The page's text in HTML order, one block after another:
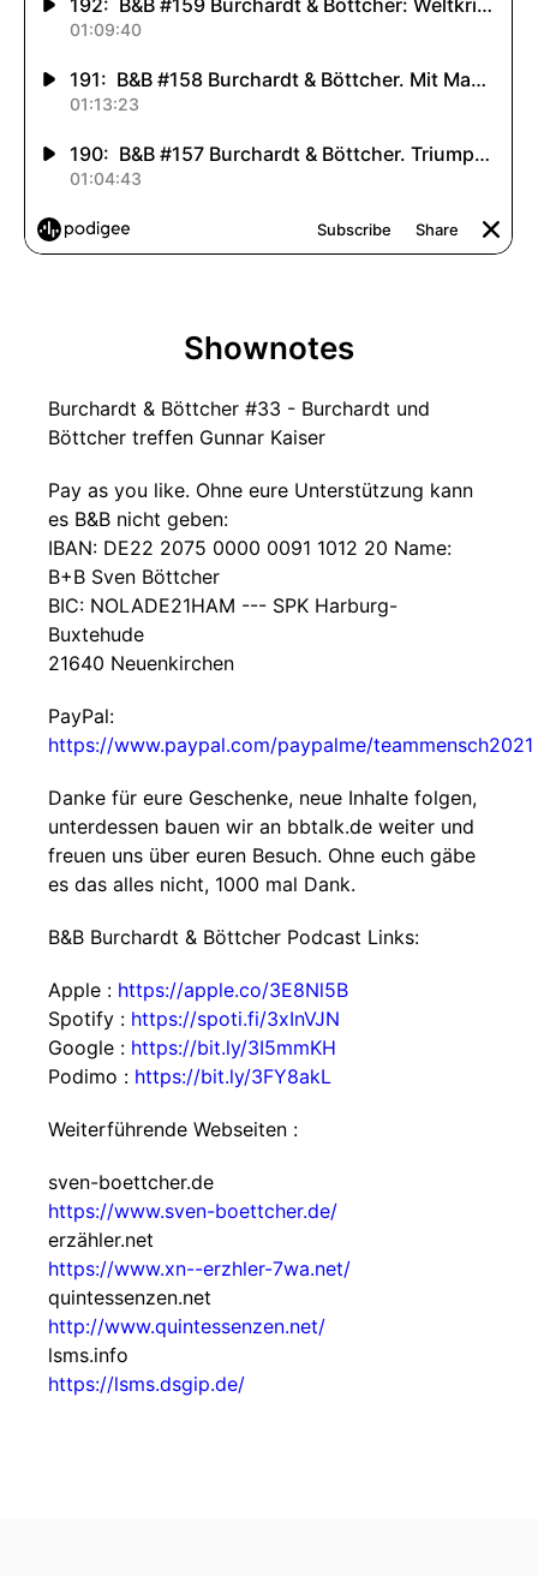
Shownotes
Burchardt & Böttcher #33 - Burchardt und
Böttcher treffen Gunnar Kaiser
Pay as you like. Ohne eure Unterstützung kann
es B&B nicht geben:
IBAN: DE22 2075 0000 0091 1012 20 Name:
B+B Sven Böttcher
BIC: NOLADE21HAM --- SPK Harburg-
Buxtehude
21640 Neuenkirchen
PayPal:
https://www.paypal.com/paypalme/teammensch2021
Danke für eure Geschenke, neue Inhalte folgen,
unterdessen bauen wir an bbtalk.de weiter und
freuen uns über euren Besuch. Ohne euch gäbe
es das alles nicht, 1000 mal Dank.
B&B Burchardt & Böttcher Podcast Links:
Apple : https://apple.co/3E8Nl5B
Spotify : https://spoti.fi/3xInVJN
Google : https://bit.ly/3I5mmKH
Podimo : https://bit.ly/3FY8akL
Weiterführende Webseiten :
sven-boettcher.de
https://www.sven-boettcher.de/
erzähler.net
https://www.xn--erzhler-7wa.net/
quintessenzen.net
http://www.quintessenzen.net/
lsms.info
https://lsms.dsgip.de/